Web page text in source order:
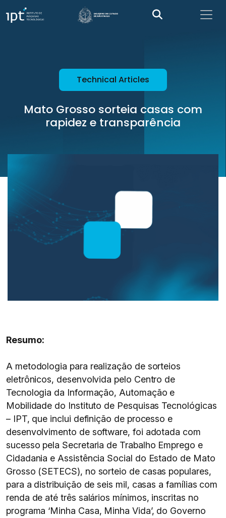
Technical Articles
Mato Grosso sorteia casas com
rapidez e transparência
Resumo:
A metodologia para realização de sorteios
eletrônicos, desenvolvida pelo Centro de
Tecnologia da Informação, Automação e
Mobilidade do Instituto de Pesquisas Tecnológicas
– IPT, que inclui definição de processo e
desenvolvimento de software, foi adotada com
sucesso pela Secretaria de Trabalho Emprego e
Cidadania e Assistência Social do Estado de Mato
Grosso (SETECS), no sorteio de casas populares,
para a distribuição de seis mil, casas a famílias com
renda de até três salários mínimos, inscritas no
programa ‘Minha Casa, Minha Vida’, do Governo